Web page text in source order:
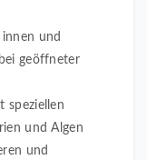
und
geöffneter
speziellen
und Algen
und